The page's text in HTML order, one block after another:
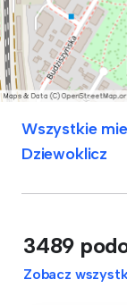
Wszystkie
Dziewoklicz
3489
Zobacz